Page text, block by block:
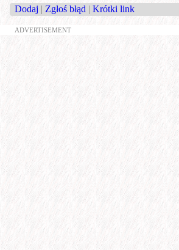
Dodaj | Zgłoś błąd | Krótki link
ADVERTISEMENT